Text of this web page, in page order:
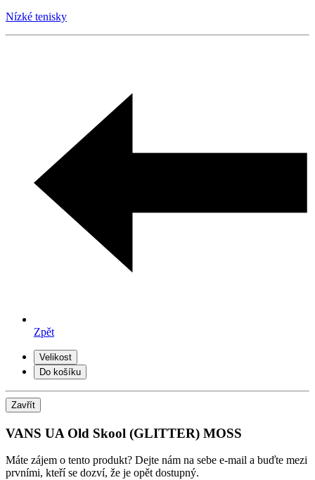
Nízké tenisky
Zpět
Velikost
Do košíku
Zavřít
VANS UA Old Skool (GLITTER) MOSS
Máte zájem o tento produkt? Dejte nám na sebe e-mail a buďte mezi
prvními, kteří se dozví, že je opět dostupný.